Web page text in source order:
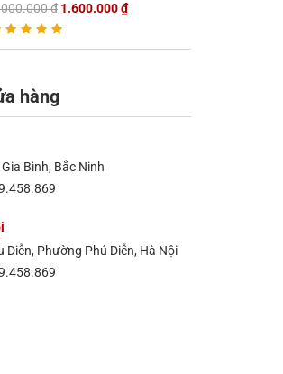
₫ 1.600.000₫
hàng
Bình, Bắc Ninh
Diễn, Phường Phú Diễn, Hà Nội